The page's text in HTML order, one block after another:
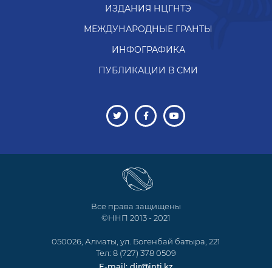
ИЗДАНИЯ НЦГНТЭ
МЕЖДУНАРОДНЫЕ ГРАНТЫ
ИНФОГРАФИКА
ПУБЛИКАЦИИ В СМИ
Все права защищены
©ННП 2013 - 2021
050026, Алматы, ул. Богенбай батыра, 221
Тел: 8 (727) 378 0509